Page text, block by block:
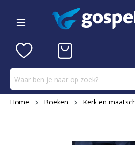
Home Boeken Kerk en